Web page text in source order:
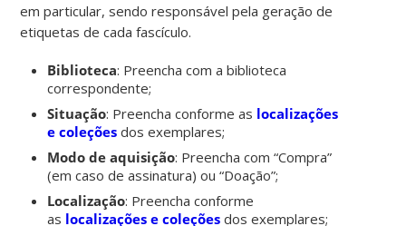
em particular, sendo responsável pela geração de
etiquetas de cada fascículo.
Biblioteca: Preencha com a biblioteca
correspondente;
Situação: Preencha conforme as localizações
e coleções dos exemplares;
Modo de aquisição: Preencha com “Compra”
(em caso de assinatura) ou “Doação”;
Localização: Preencha conforme
as localizações e coleções dos exemplares;